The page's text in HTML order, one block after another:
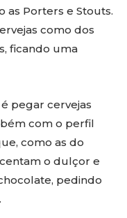
as Porters e Stouts.
como dos
ficando uma
pegar cervejas
com o perfil
como as do
o dulçor e
pedindo